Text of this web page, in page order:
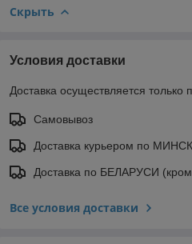
Скрыть
Условия доставки
Доставка осуществляется только
Самовывоз
Доставка курьером по
Доставка по БЕЛАРУСИ
Все условия доставки